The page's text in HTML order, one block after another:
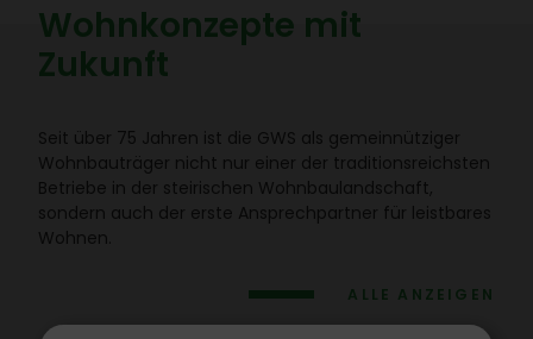
Wohn­kon­zepte mit
Zukunft
Seit über 75 Jahren ist die GWS als gemein­nüt­ziger
Wohn­bau­träger nicht nur einer der tradi­ti­ons­reichsten
Betriebe in der stei­ri­schen Wohn­bau­land­schaft,
sondern auch der erste Ansprech­partner für leist­bares
Wohnen.
ALLE ANZEIGEN